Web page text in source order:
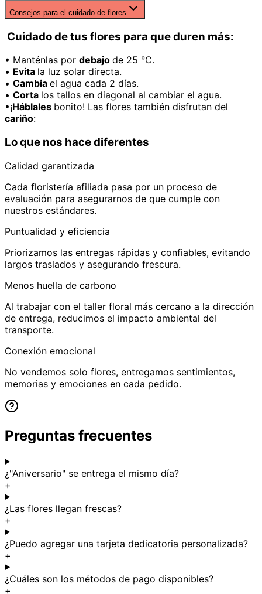
Consejos para el cuidado de flores
Cuidado de tus flores para que duren más:
• Manténlas por debajo de 25 °C.
• Evita la luz solar directa.
• Cambia el agua cada 2 días.
• Corta los tallos en diagonal al cambiar el agua.
•¡Háblales bonito! Las flores también disfrutan del
cariño:
Lo que nos hace diferentes
Calidad garantizada
Cada floristería afiliada pasa por un proceso de
evaluación para asegurarnos de que cumple con
nuestros estándares.
Puntualidad y eficiencia
Priorizamos las entregas rápidas y confiables, evitando
largos traslados y asegurando frescura.
Menos huella de carbono
Al trabajar con el taller floral más cercano a la dirección
de entrega, reducimos el impacto ambiental del
transporte.
Conexión emocional
No vendemos solo flores, entregamos sentimientos,
memorias y emociones en cada pedido.
Preguntas frecuentes
¿"Aniversario" se entrega el mismo día?
+
¿Las flores llegan frescas?
+
¿Puedo agregar una tarjeta dedicatoria personalizada?
+
¿Cuáles son los métodos de pago disponibles?
+